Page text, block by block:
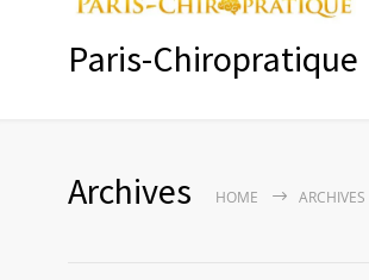
Paris-Chiropratique
Archives HOME ARCHIVES